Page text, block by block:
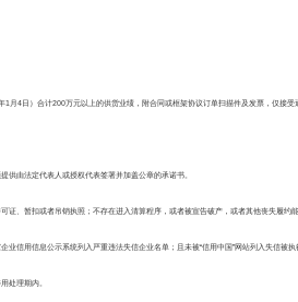
1月4日）合计200万元以上的供货业绩，附合同或框架协议订单扫描件及发票，仅接
供由法定代表人或授权代表签署并加盖公章的承诺书。
证、暂扣或者吊销执照；不存在进入清算程序，或者被宣告破产，或者其他丧失履
业信用信息公示系统列入严重违法失信企业名单；且未被“信用中国”网站列入失信
处理期内。